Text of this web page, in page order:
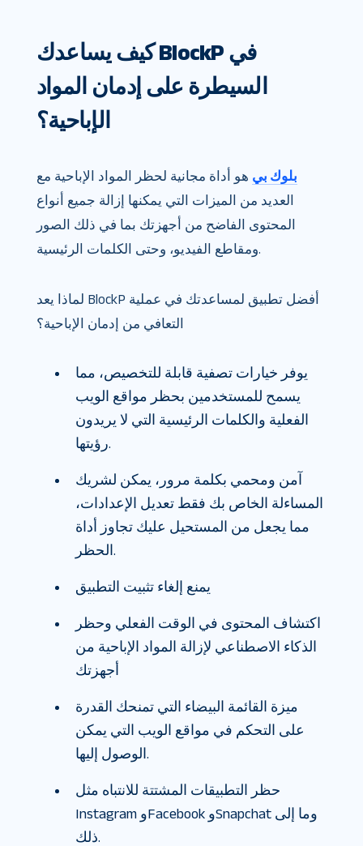
كيف يساعدك BlockP في
السيطرة على إدمان المواد
الإباحية؟
بلوك بي هو أداة مجانية لحظر المواد الإباحية مع
العديد من الميزات التي يمكنها إزالة جميع أنواع
المحتوى الفاضح من أجهزتك بما في ذلك الصور
ومقاطع الفيديو، وحتى الكلمات الرئيسية.
لماذا يعد BlockP أفضل تطبيق لمساعدتك في عملية
التعافي من إدمان الإباحية؟
يوفر خيارات تصفية قابلة للتخصيص، مما
يسمح للمستخدمين بحظر مواقع الويب
الفعلية والكلمات الرئيسية التي لا يريدون
رؤيتها.
آمن ومحمي بكلمة مرور، يمكن لشريك
المساءلة الخاص بك فقط تعديل الإعدادات،
مما يجعل من المستحيل عليك تجاوز أداة
الحظر.
يمنع إلغاء تثبيت التطبيق
اكتشاف المحتوى في الوقت الفعلي وحظر
الذكاء الاصطناعي لإزالة المواد الإباحية من
أجهزتك
ميزة القائمة البيضاء التي تمنحك القدرة
على التحكم في مواقع الويب التي يمكن
الوصول إليها.
حظر التطبيقات المشتتة للانتباه مثل
Instagram وFacebook وSnapchat وما إلى
ذلك.